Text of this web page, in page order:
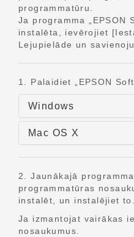
programmatūru.
Ja programma „EPSON
instalēta, ievērojiet
Lejupielāde un
1. Palaidiet „EPSON
Windows
Mac OS X
2. Jaunākajā
programmatūras
instalēt, un instalējiet to.
Ja izmantojat vairākas
nosaukumus.